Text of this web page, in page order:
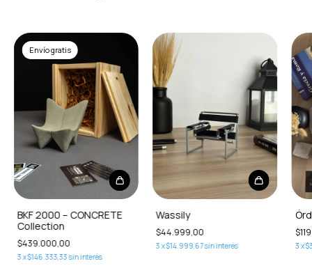
Envío gratis
BKF 2000 – CONCRETE
Collection
$439.000,00
3 x$146.333,33 sin interés
Wassily
$44.999,00
3 x$14.999,67sin interés 3 x